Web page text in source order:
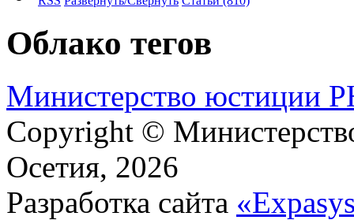
Облако тегов
М​и​н​и​с​т​е​р​с​т​в​о​ ​ю​с​т​и​ц​и​и​
Copyright ©
Осетия, 2026
Разработка сайта